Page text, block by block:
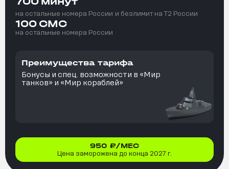
на остальные номера России и безлимит на T2 России
100 СМС
на остальные номера России
Преимущества тарифа
Бонусы и спец. возможности в «Мир
танков» и «Мир кораблей»
950 ₽/МЕС
Цена заморожена до конца 2027 г.